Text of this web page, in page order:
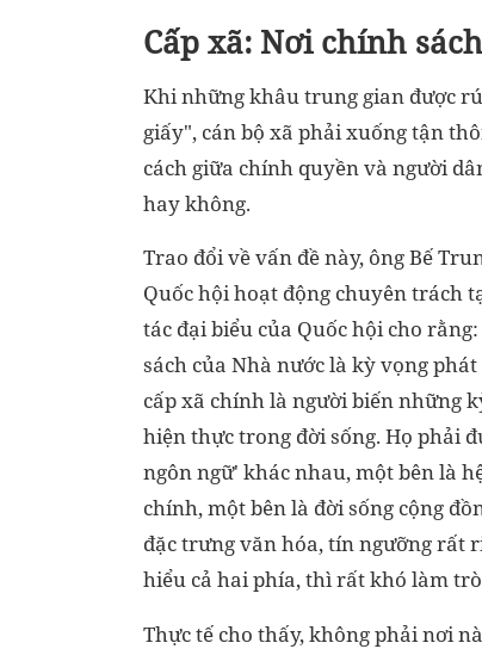
Cấp xã: Nơi chính
Khi những khâu trung gian được
giấy", cán bộ xã phải xuống tận
cách giữa chính quyền và người
hay không.
Trao đổi về vấn đề này, ông Bế
Quốc hội hoạt động chuyên trách
tác đại biểu của Quốc hội cho
sách của Nhà nước là kỳ vọng
cấp xã chính là người biến những
hiện thực trong đời sống. Họ phải
ngôn ngữ' khác nhau, một bên là
chính, một bên là đời sống cộng
đặc trưng văn hóa, tín ngưỡng rất
hiểu cả hai phía, thì rất khó làm
Thực tế cho thấy, không phải nơi